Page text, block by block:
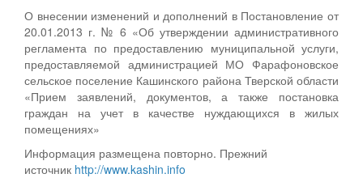
О внесении изменений и дополнений в Постановление от
20.01.2013 г. № 6 «Об утверждении административного
регламента по предоставлению муниципальной услуги,
предоставляемой администрацией МО Фарафоновское
сельское поселение Кашинского района Тверской области
«Прием заявлений, документов, а также постановка
граждан на учет в качестве нуждающихся в жилых
помещениях»
Информация размещена повторно. Прежний
источник http://www.kashin.info